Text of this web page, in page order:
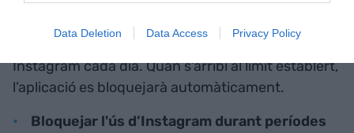
Data Deletion Data Access Privacy Policy
Establir límits de temps diaris
podran decidir quant temps pot passar el seu fill a
Instagram cada dia. Quan s’arribi al límit establert,
l’aplicació es bloquejarà automàticament.
Bloquejar l'ús d’Instagram durant períodes